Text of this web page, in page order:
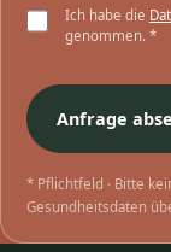
Ich habe die
genommen. *
Anfrage
* Pflichtfeld · Bitte
Gesundheitsdaten